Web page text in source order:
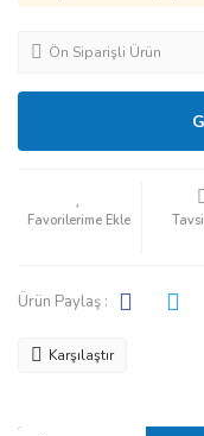
Ön Siparişli Ürün
Ürün Paylaş :
Karşılaştır